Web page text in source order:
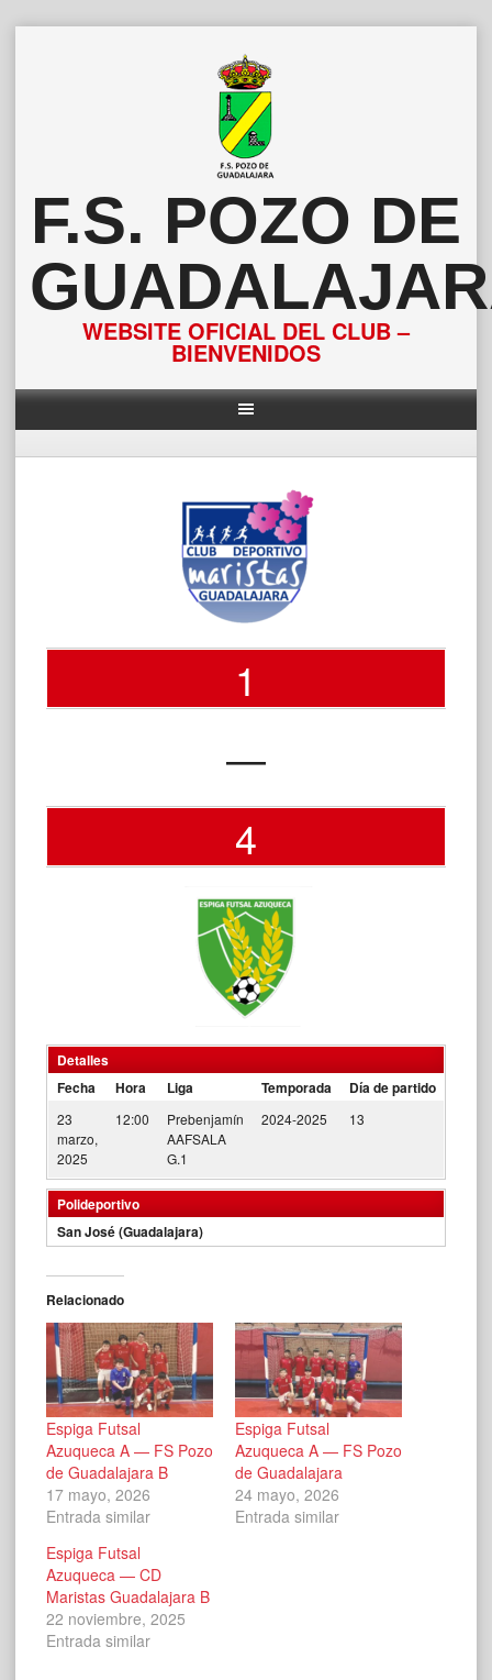
F.S. POZO DE
WEBSITE OFICIAL DEL CLUB –
BIENVENIDOS
1
—
4
Detalles
Fecha
Hora Liga Temporada Día de partido
23
marzo,
2025
12:00
Prebenjamín
AAFSALA
G.1
2024-2025 13
Polideportivo
San José (Guadalajara)
Relacionado
Espiga Futsal
Azuqueca A — FS Pozo
de Guadalajara B
17 mayo, 2026
Entrada similar
Espiga Futsal
Azuqueca A — FS Pozo
de Guadalajara
24 mayo, 2026
Entrada similar
Espiga Futsal
Azuqueca — CD
Maristas Guadalajara B
22 noviembre, 2025
Entrada similar